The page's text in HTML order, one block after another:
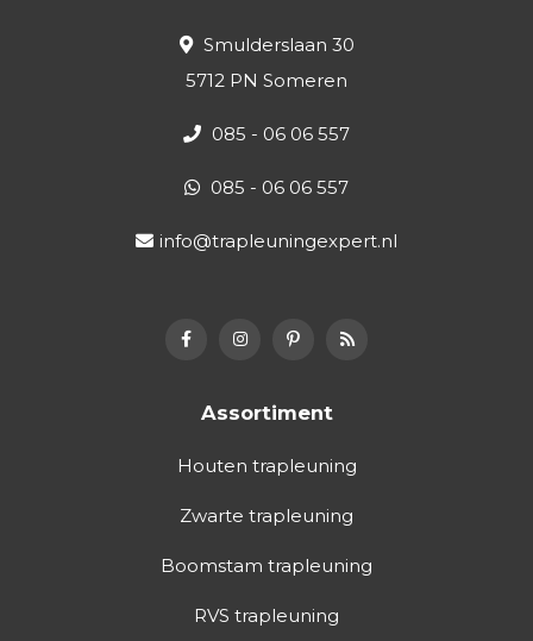
Smulderslaan 30
5712 PN Someren
085 - 06 06 557
085 - 06 06 557
info@trapleuningexpert.nl
Assortiment
Houten trapleuning
Zwarte trapleuning
Boomstam trapleuning
RVS trapleuning